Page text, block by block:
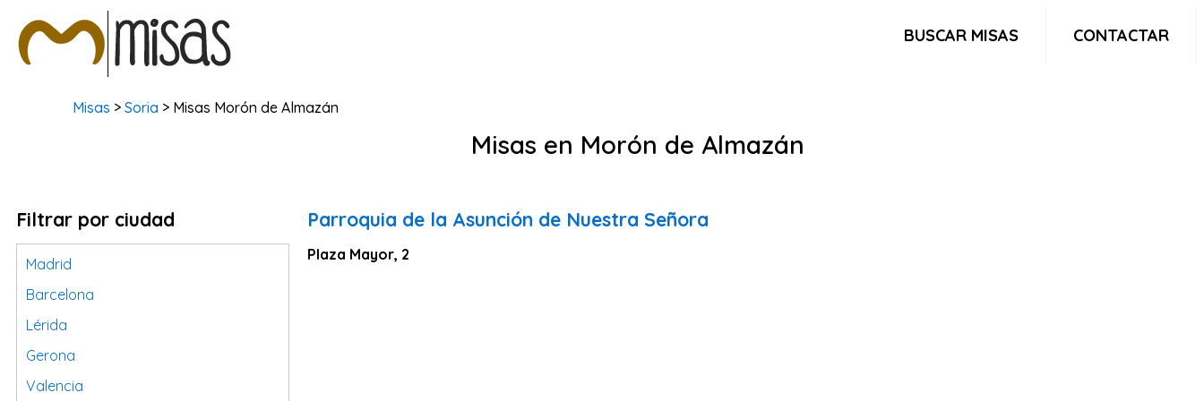
BUSCAR MISAS CONTACTAR
Misas >Soria > Misas Morón de Almazán
Misas en Morón de Almazán
Filtrar por ciudad
Madrid
Barcelona
Lérida
Gerona
Valencia
Parroquia de la Asunción de Nuestra Señora
Plaza Mayor, 2